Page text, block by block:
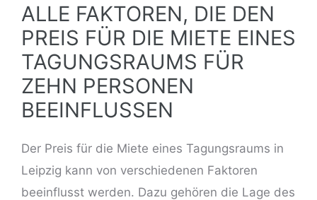
ALLE FAKTOREN, DIE DEN
PREIS FÜR DIE MIETE EINES
TAGUNGSRAUMS FÜR
ZEHN PERSONEN
BEEINFLUSSEN
Der Preis für die Miete eines Tagungsraums in
Leipzig kann von verschiedenen Faktoren
beeinflusst werden. Dazu gehören die Lage des